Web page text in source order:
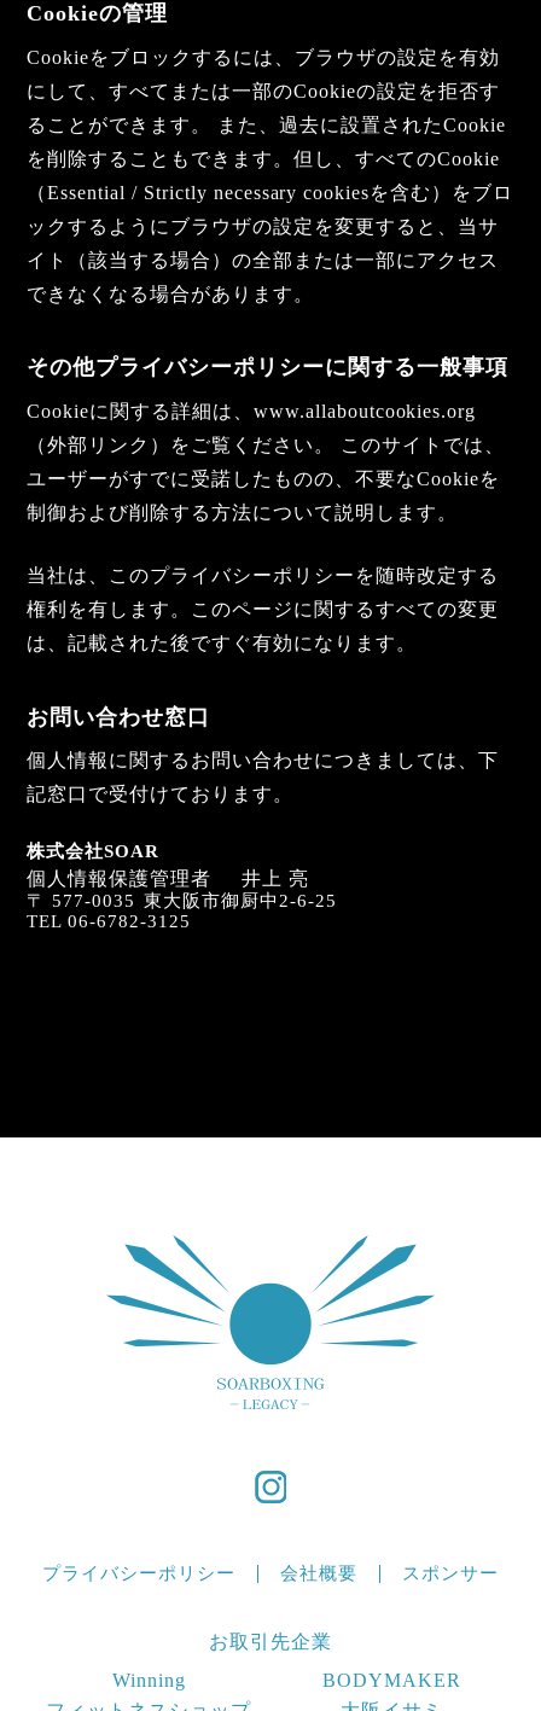
Cookieの管理
Cookieをブロックするには、ブラウザの設定を有効
にして、すべてまたは一部のCookieの設定を拒否す
ることができます。 また、過去に設置されたCookie
を削除することもできます。但し、すべてのCookie
（Essential / Strictly necessary cookiesを含む）をブロ
ックするようにブラウザの設定を変更すると、当サ
イト（該当する場合）の全部または一部にアクセス
できなくなる場合があります。
その他プライバシーポリシーに関する一般事項
Cookieに関する詳細は、 www.allaboutcookies.org
（外部リンク）をご覧ください。 このサイトでは、
ユーザーがすでに受諾したものの、不要なCookieを
制御および削除する方法について説明します。
当社は、このプライバシーポリシーを随時改定する
権利を有します。このページに関するすべての変更
は、記載された後ですぐ有効になります。
お問い合わせ窓口
個人情報に関するお問い合わせにつきましては、下
記窓口で受付けております。
株式会社SOAR
個人情報保護管理者
井上 亮
〒 577-0035 東大阪市御厨中2-6-25
TEL 06-6782-3125
プライバシーポリシー 会社概要 スポンサー
お取引先企業
Winning
BODYMAKER